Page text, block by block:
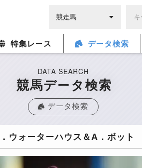
特集レース データ検索
DATA SEARCH
競馬データ検索
データ検索
ウォーターハウス＆A．ボット